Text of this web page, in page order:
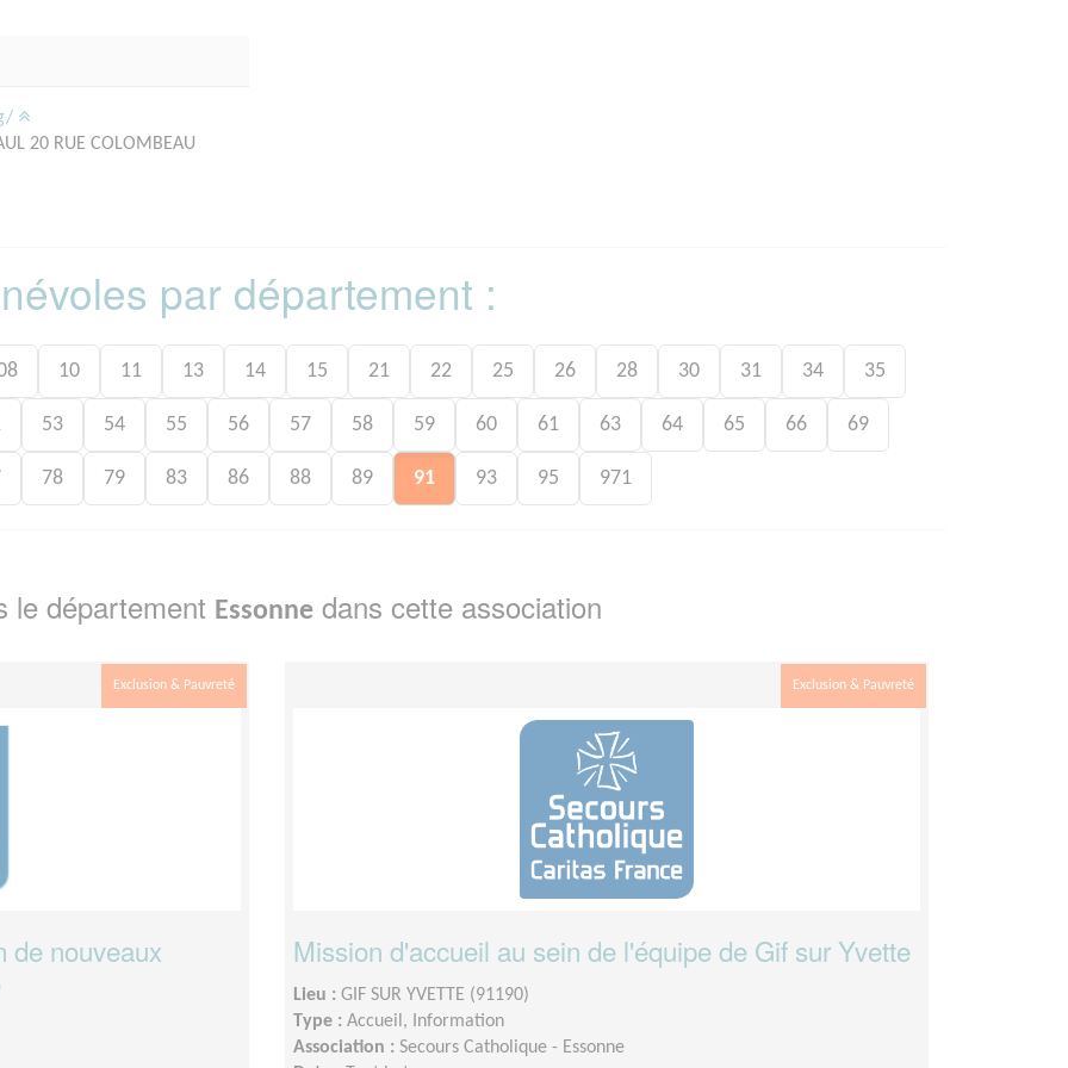
20 RUE COLOMBEAU
par département :
10 11 13 14 15 21 22 25 26 28 30 31 34 35
53 54 55 56 57 58 59 60 61 63 64 65 66 69
78 79 83 86 88 89 91 93 95 971
le département Essonne dans cette association
Exclusion & Pauvreté
de nouveaux
Exclusion & Pauvreté
Mission d'accueil au sein de l'équipe de Gif sur Yvette
Lieu : GIF SUR YVETTE (91190)
Type : Accueil, Information
Association : Secours Catholique - Essonne